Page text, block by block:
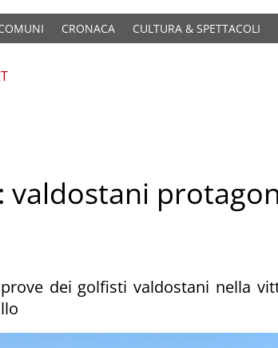
CRONACA CULTURA & SPETTACOLI
valdostani
dei golfisti valdostani nella